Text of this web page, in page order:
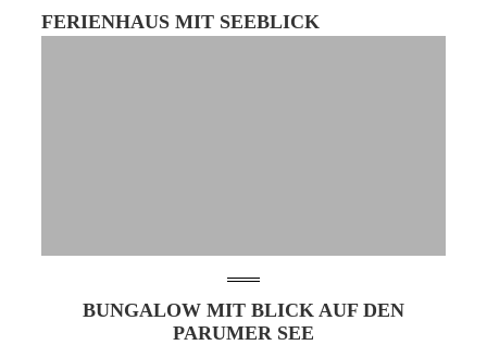
FERIENHAUS MIT SEEBLICK
BUNGALOW MIT BLICK AUF DEN
PARUMER SEE